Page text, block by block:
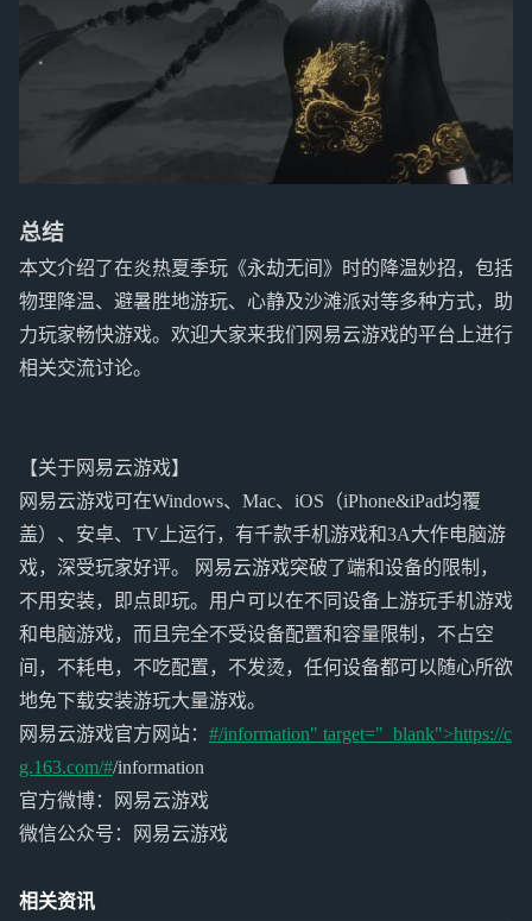
总结
本文介绍了在炎热夏季玩《永劫无间》时的降温妙招，包括
物理降温、避暑胜地游玩、心静及沙滩派对等多种方式，助
力玩家畅快游戏。欢迎大家来我们网易云游戏的平台上进行
相关交流讨论。
【关于网易云游戏】
网易云游戏可在Windows、Mac、iOS（iPhone&iPad均覆
盖）、安卓、TV上运行，有千款手机游戏和3A大作电脑游
戏，深受玩家好评。 网易云游戏突破了端和设备的限制，
不用安装，即点即玩。用户可以在不同设备上游玩手机游戏
和电脑游戏，而且完全不受设备配置和容量限制，不占空
间，不耗电，不吃配置，不发烫，任何设备都可以随心所欲
地免下载安装游玩大量游戏。
网易云游戏官方网站： #/information" target="_blank">https://c
g.163.com/#/information
官方微博：网易云游戏
微信公众号：网易云游戏
相关资讯